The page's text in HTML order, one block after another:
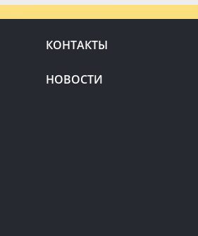
КОНТАКТЫ
НОВОСТИ